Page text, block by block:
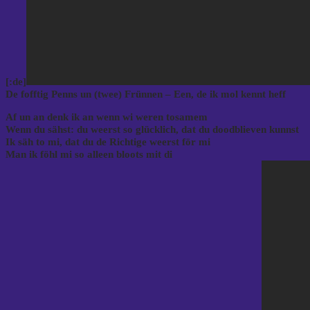
[:de]
De fofftig Penns un (twee) Frünnen – Een, de ik mol kennt heff
Af un an denk ik an wenn wi weren tosamem
Wenn du sähst: du weerst so glücklich, dat du doodblieven kunnst
Ik säh to mi, dat du de Richtige weerst för mi
Man ik föhl mi so alleen bloots mit di